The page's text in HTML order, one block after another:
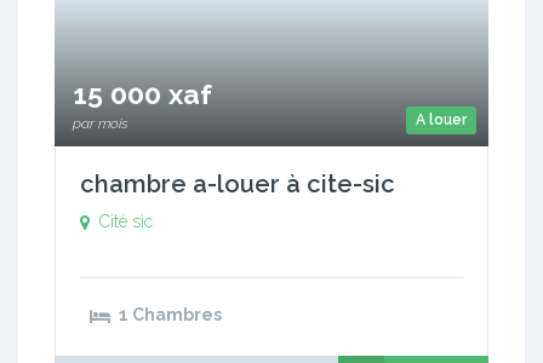
A louer
15 000 xaf
par mois
chambre a-louer à cite-sic
Cité sic
1 Chambres